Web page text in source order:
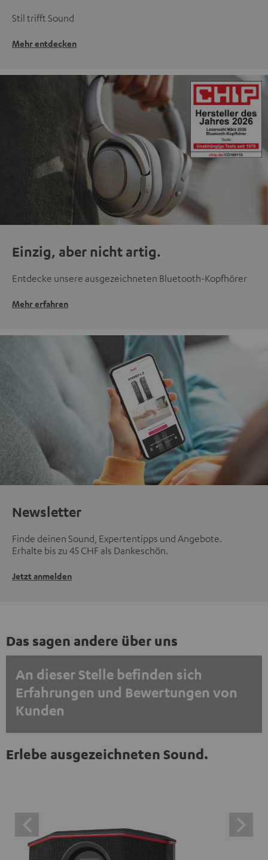
Stil trifft Sound
Mehr entdecken
Einzig, aber nicht artig.
Entdecke unsere ausgezeichneten Bluetooth-Kopfhörer
Mehr erfahren
Newsletter
Finde deinen Sound, Expertentipps und Angebote.
Erhalte bis zu 45 CHF als Dankeschön.
Jetzt anmelden
Das sagen andere über uns
An dieser Stelle befinden sich
Erfahrungen und Bewertungen von
Kunden
EINMALIG ZUSTIMMEN UND ANZEIGEN
werden. Mit dem Anklicken des Inhalts wird zugestimmt,
dass externe Inhalte angezeigt werden. Dabei können
Erlebe ausgezeichneten Sound.